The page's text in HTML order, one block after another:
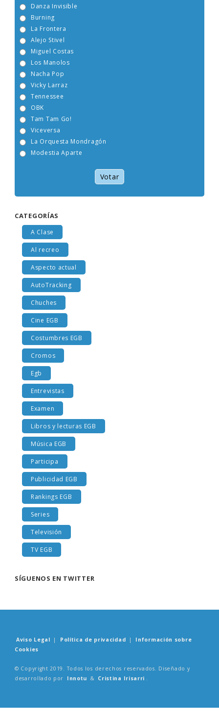
Danza Invisible
Burning
La Frontera
Alejo Stivel
Miguel Costas
Los Manolos
Nacha Pop
Vicky Larraz
Tennessee
OBK
Tam Tam Go!
Viceversa
La Orquesta Mondragón
Modestia Aparte
Votar
CATEGORÍAS
A Clase
Al recreo
Aspecto actual
AutoTracking
Chuches
Cine EGB
Costumbres EGB
Cromos
Egb
Entrevistas
Examen
Libros y lecturas EGB
Música EGB
Participa
Publicidad EGB
Rankings EGB
Series
Televisión
TV EGB
SÍGUENOS EN TWITTER
Aviso Legal | Política de privacidad |
Información sobre
Cookies
© Copyright 2019. Todos los derechos reservados. Diseñado y
desarrollado por
Innotu & Cristina Irisarri